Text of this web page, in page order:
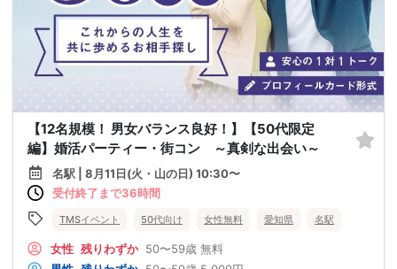
【12名規模！ 男女バランス良好！】【50代限定
編】婚活パーティー・街コン ～真剣な出会い～
名駅 | 8月11日(火・山の日) 10:30〜
受付終了まで36時間
TMSイベント 50代向け 女性無料 愛知県 名駅
女性 残りわずか 50〜59歳 無料